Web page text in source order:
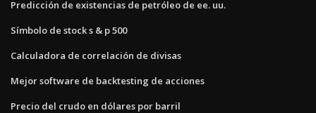
Predicción de existencias de petróleo de ee. uu.
Símbolo de stock s & p 500
Calculadora de correlación de divisas
Mejor software de backtesting de acciones
Precio del crudo en dólares por barril